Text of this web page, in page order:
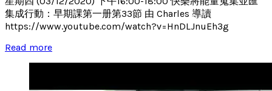
集成行動：早期課第一册第33節 由 Charles 導讀
https://www.youtube.com/watch?v=HnDLJnuEh3g
Read more